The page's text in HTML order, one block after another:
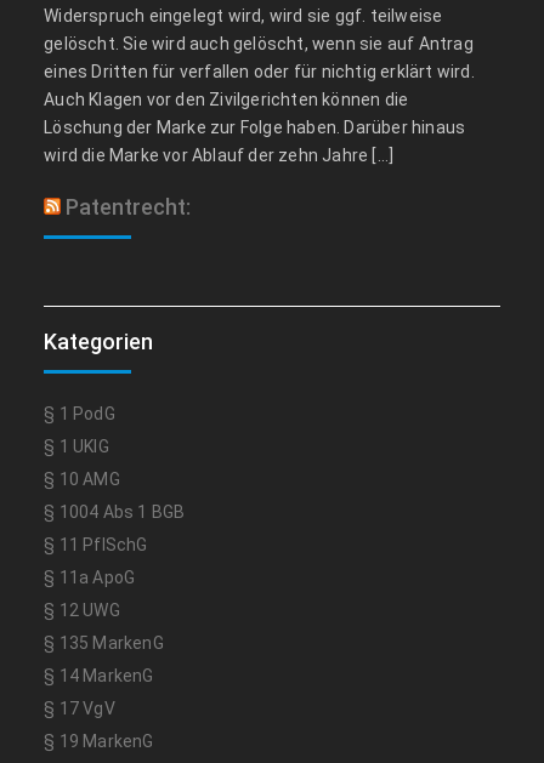
Widerspruch eingelegt wird, wird sie ggf. teilweise
gelöscht. Sie wird auch gelöscht, wenn sie auf Antrag
eines Dritten für verfallen oder für nichtig erklärt wird.
Auch Klagen vor den Zivilgerichten können die
Löschung der Marke zur Folge haben. Darüber hinaus
wird die Marke vor Ablauf der zehn Jahre […]
Patentrecht:
Kategorien
§ 1 PodG
§ 1 UKlG
§ 10 AMG
§ 1004 Abs 1 BGB
§ 11 PflSchG
§ 11a ApoG
§ 12 UWG
§ 135 MarkenG
§ 14 MarkenG
§ 17 VgV
§ 19 MarkenG